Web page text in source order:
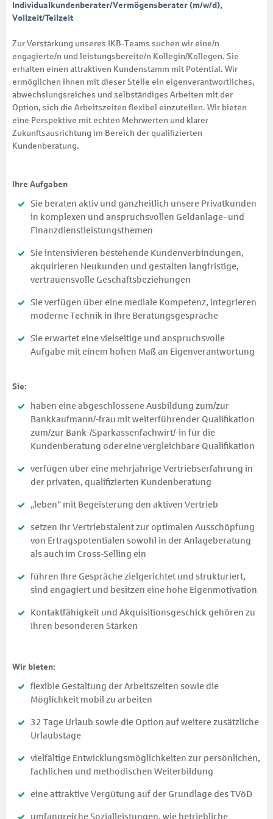
Individualkundenberater/Vermögensberater (m/w/d),
Vollzeit/Teilzeit
Zur Verstärkung unseres IKB-Teams suchen wir eine/n
engagierte/n und leistungsbereite/n Kollegin/Kollegen. Sie
erhalten einen attraktiven Kundenstamm mit Potential. Wir
ermöglichen Ihnen mit dieser Stelle ein eigenverantwortliches,
abwechslungsreiches und selbständiges Arbeiten mit der
Option, sich die Arbeitszeiten flexibel einzuteilen. Wir bieten
eine Perspektive mit echten Mehrwerten und klarer
Zukunftsausrichtung im Bereich der qualifizierten
Kundenberatung.
Ihre Aufgaben
Sie beraten aktiv und ganzheitlich unsere Privatkunden
in komplexen und anspruchsvollen Geldanlage- und
Finanzdienstleistungsthemen
Sie intensivieren bestehende Kundenverbindungen,
akquirieren Neukunden und gestalten langfristige,
vertrauensvolle Geschäftsbeziehungen
Sie verfügen über eine mediale Kompetenz, integrieren
moderne Technik in Ihre Beratungsgespräche
Sie erwartet eine vielseitige und anspruchsvolle
Aufgabe mit einem hohen Maß an Eigenverantwortung
Sie:
haben eine abgeschlossene Ausbildung zum/zur
Bankkaufmann/-frau mit weiterführender Qualifikation
zum/zur Bank-/Sparkassenfachwirt/-in für die
Kundenberatung oder eine vergleichbare Qualifikation
verfügen über eine mehrjährige Vertriebserfahrung in
der privaten, qualifizierten Kundenberatung
„leben“ mit Begeisterung den aktiven Vertrieb
setzen Ihr Vertriebstalent zur optimalen Ausschöpfung
von Ertragspotentialen sowohl in der Anlageberatung
als auch im Cross-Selling ein
führen Ihre Gespräche zielgerichtet und strukturiert,
sind engagiert und besitzen eine hohe Eigenmotivation
Kontaktfähigkeit und Akquisitionsgeschick gehören zu
Ihren besonderen Stärken
Wir bieten:
flexible Gestaltung der Arbeitszeiten sowie die
Möglichkeit mobil zu arbeiten
32 Tage Urlaub sowie die Option auf weitere zusätzliche
Urlaubstage
vielfältige Entwicklungsmöglichkeiten zur persönlichen,
fachlichen und methodischen Weiterbildung
eine attraktive Vergütung auf der Grundlage des TVöD
umfangreiche Sozialleistungen, wie betriebliche